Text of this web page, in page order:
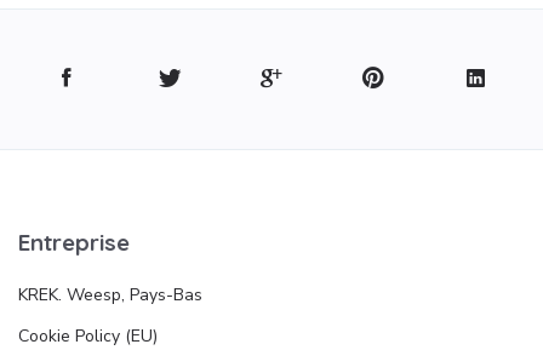
Entreprise
KREK. Weesp, Pays-Bas
Cookie Policy (EU)